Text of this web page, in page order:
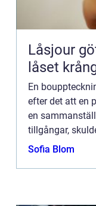
Låsjour göteborg
låset
En
efter det att en
en
tillgångar,
bouppteckning
Sofia Blom